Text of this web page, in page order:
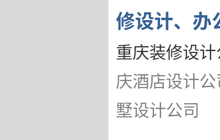
修设计、办
重庆装修设
庆酒店设计
墅设计公司